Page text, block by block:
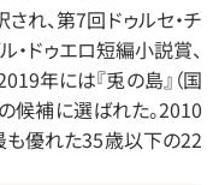
れ、第7回ドゥルセ・チ
・ドゥエロ短編小説賞、
年には『兎の島』（国
候補に選ばれた。2010
も優れた35歳以下の22